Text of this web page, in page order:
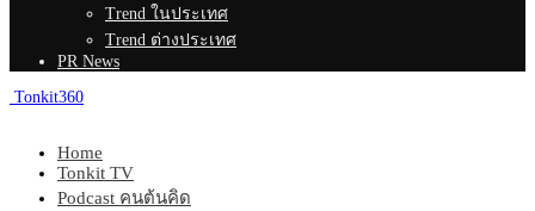
Trend ในประเทศ
Trend ต่างประเทศ
PR News
Tonkit360
Home
Tonkit TV
Podcast คนต้นคิด